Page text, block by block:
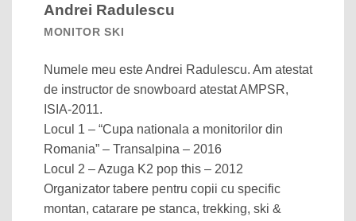
Andrei Radulescu
MONITOR SKI
Numele meu este Andrei Radulescu. Am atestat
de instructor de snowboard atestat AMPSR,
ISIA-2011.
Locul 1 – “Cupa nationala a monitorilor din
Romania” – Transalpina – 2016
Locul 2 – Azuga K2 pop this – 2012
Organizator tabere pentru copii cu specific
montan, catarare pe stanca, trekking, ski &